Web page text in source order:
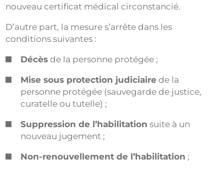
nouveau certificat médical circonstancié.
D’autre part, la mesure s’arrête dans les
conditions suivantes :
Décès de la personne protégée ;
Mise sous protection judiciaire de la
personne protégée (sauvegarde de justice,
curatelle ou tutelle) ;
Suppression de l’habilitation suite à un
nouveau jugement ;
Non-renouvellement de l’habilitation ;